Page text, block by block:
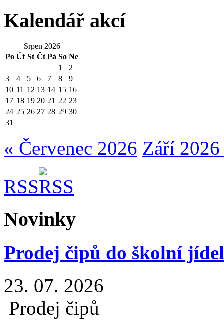
Kalendář akcí
Srpen 2026
Po Út St Čt Pá So Ne
1
2
3
4 5 6 7 8
9
10 11 12 13 14 15 16
17 18 19 20 21 22 23
24 25 26 27 28 29 30
31
« Červenec 2026 Září
RSS
Novinky
Prodej čipů do školní
23. 07. 2026
Prodej čipů